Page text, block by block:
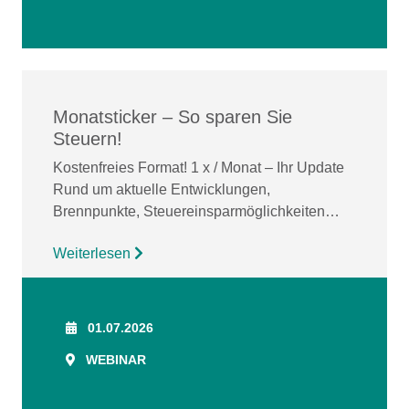
Monatsticker – So sparen Sie
Steuern!
Kostenfreies Format! 1 x / Monat – Ihr Update
Rund um aktuelle Entwicklungen,
Brennpunkte, Steuereinsparmöglichkeiten…
Weiterlesen
01.07.2026
WEBINAR